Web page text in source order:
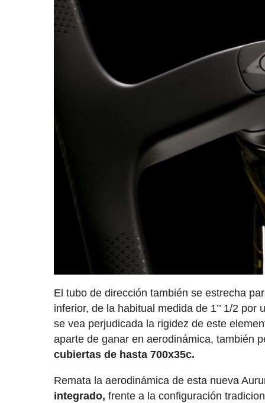
El tubo de dirección también se estrecha
inferior, de la habitual medida de 1’’ 1/2
se vea perjudicada la rigidez de este
aparte de ganar en aerodinámica, también
cubiertas de hasta 700x35c.
Remata la aerodinámica de esta nueva
integrado, frente a la configuración